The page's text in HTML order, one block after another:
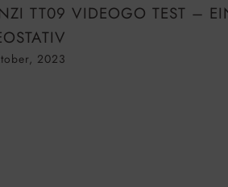
TT09 VIDEOGO TEST –
2023